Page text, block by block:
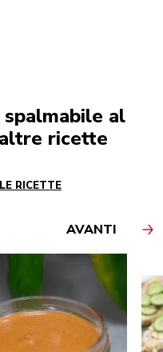
spalmabile al
ricette
RICETTE
AVANTI